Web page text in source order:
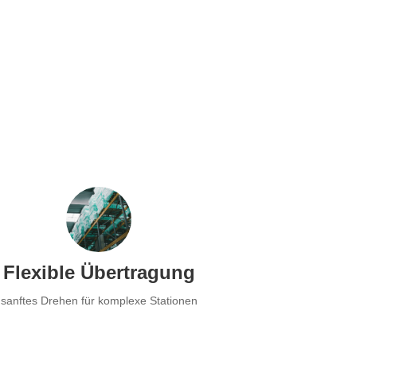
Flexible Übertragung
sanftes Drehen für komplexe Stationen